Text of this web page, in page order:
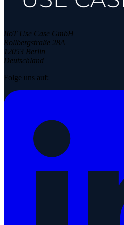
IIoT Use Case GmbH
Rollbergstraße 28A
12053 Berlin
Deutschland
Folge uns auf: